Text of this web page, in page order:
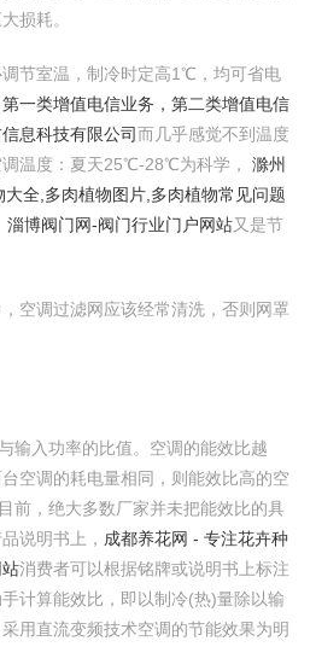
损耗。
节室温，制冷时定高1℃，均可省电
一类增值电信业务，第二类增值电信
息科技有限公司而几乎感觉不到温度
温度：夏天25℃-28℃为科学， 滁州
全,多肉植物图片,多肉植物常见问题
淄博阀门网-阀门行业门户网站又是节
空调过滤网应该经常清洗，否则网罩
输入功率的比值。空调的能效比越
空调的耗电量相同，则能效比高的空
前，绝大多数厂家并未把能效比的具
说明书上， 成都养花网 - 专注花卉种
消费者可以根据铭牌或说明书上标注
计算能效比，即以制冷(热)量除以输
用直流变频技术空调的节能效果为明